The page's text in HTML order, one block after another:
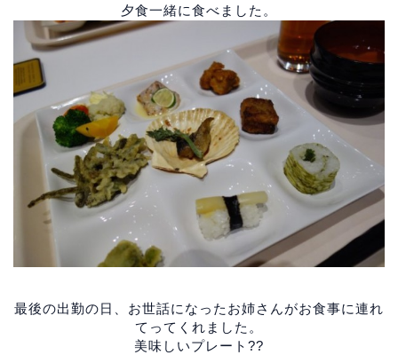
夕食一緒に食べました。
最後の出勤の日、お世話になったお姉さんがお食事に連れ
てってくれました。
美味しいプレート??